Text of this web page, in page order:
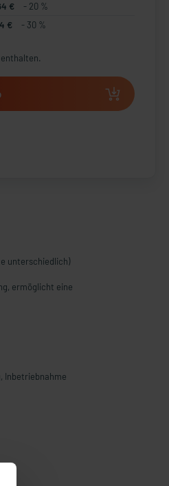
€
- 20 %
€ - 30 %
unterschiedlich)
ermöglicht eine
Inbetriebnahme